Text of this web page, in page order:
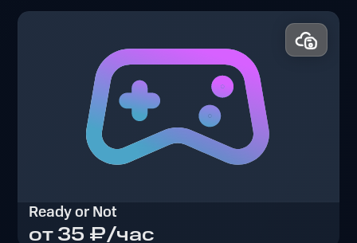
Ready or Not
от 35 ₽/час